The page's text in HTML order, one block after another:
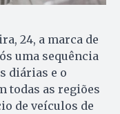
24, a marca de
uma sequência
diárias e o
todas as regiões
de veículos de